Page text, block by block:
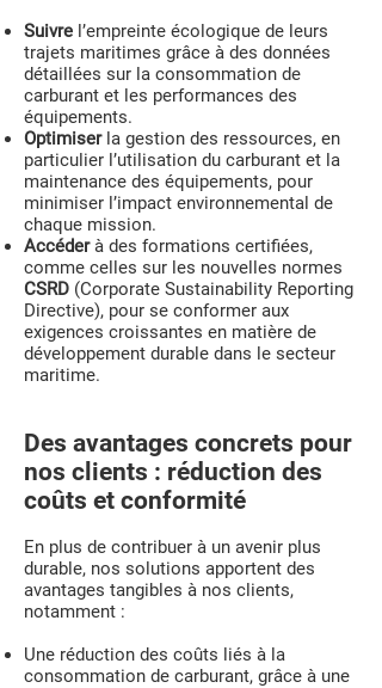
Suivre l’empreinte écologique de leurs
trajets maritimes grâce à des données
détaillées sur la consommation de
carburant et les performances des
équipements.
Optimiserla gestion des ressources, en
particulier l’utilisation du carburant et la
maintenance des équipements, pour
minimiser l’impact environnemental de
chaque mission.
Accéderà des formations certifiées,
comme celles sur les nouvelles normes
CSRD (Corporate Sustainability Reporting
Directive), pour se conformer aux
exigences croissantes en matière de
développement durable dans le secteur
maritime.
Des avantages concrets pour
nos clients : réduction des
coûts et conformité
En plus de contribuer à un avenir plus
durable, nos solutions apportent des
avantages tangibles à nos clients,
notamment :
Une réduction des coûts liés à la
consommation de carburant, grâce à une